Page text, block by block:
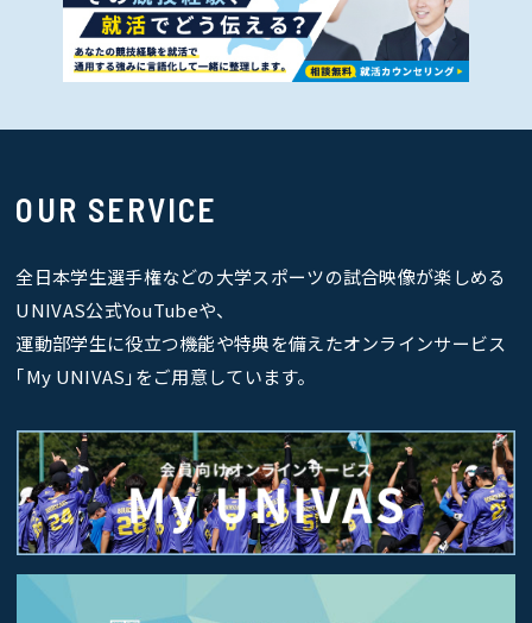
OUR SERVICE
全日本学生選手権などの大学スポーツの試合映像が楽しめる
UNIVAS公式YouTubeや、
運動部学生に役立つ機能や特典を備えたオンラインサービス
｢My UNIVAS｣をご用意しています。